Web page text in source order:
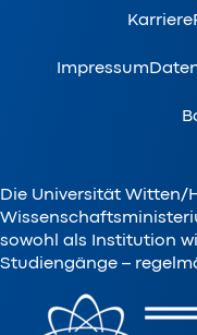
Karriere
Impressum
Die Universität Witten/
sowohl als Institution
Studiengänge –